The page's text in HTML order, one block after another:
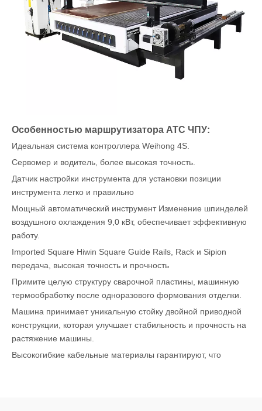
Особенностью маршрутизатора ATC ЧПУ:
Идеальная система контроллера Weihong 4S.
Сервомер и водитель, более высокая точность.
Датчик настройки инструмента для установки позиции
инструмента легко и правильно
Мощный автоматический инструмент Изменение шпинделей
воздушного охлаждения 9,0 кВт, обеспечивает эффективную
работу.
Imported Square Hiwin Square Guide Rails, Rack и Sipion
передача, высокая точность и прочность
Примите целую структуру сварочной пластины, машинную
термообработку после одноразового формования отделки.
Машина принимает уникальную стойку двойной приводной
конструкции, которая улучшает стабильность и прочность на
растяжение машины.
Высокогибкие кабельные материалы гарантируют, что